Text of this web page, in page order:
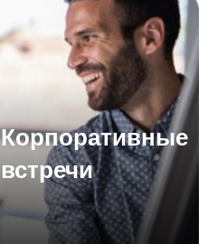
Корпоративные
встречи